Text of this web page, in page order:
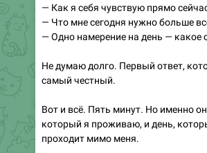
— Одно намерение на день — какое
Не думаю долго. Первый ответ,
Вот и всё. Пять минут. Но именно
проходит мимо меня.
В аюрведе утро — это самое